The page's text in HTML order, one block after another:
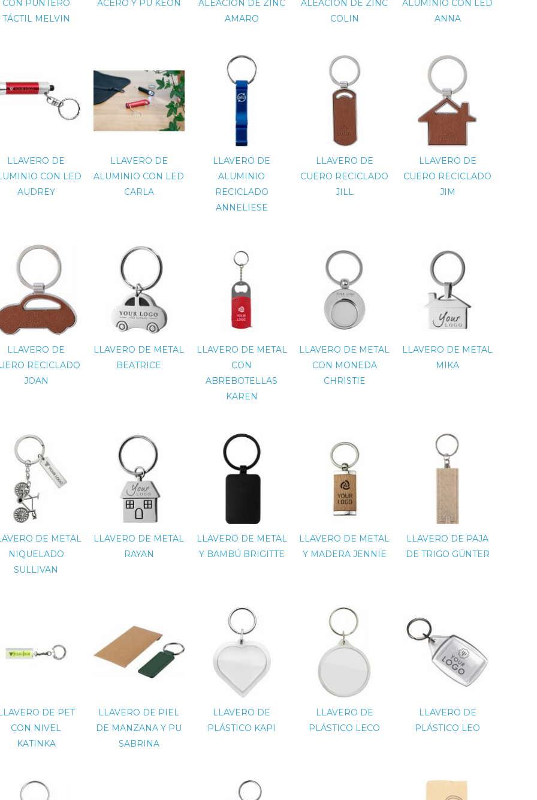
CON PUNTERO
TÁCTIL MELVIN
ACERO Y PU KEON
ALEACIÓN DE ZINC
AMARO
ALEACIÓN DE ZINC
COLIN
ALUMINIO CON LED
ANNA
LLAVERO DE
CON LED
AUDREY
LLAVERO DE
ALUMINIO CON LED
CARLA
LLAVERO DE
ALUMINIO
RECICLADO
ANNELIESE
LLAVERO DE
CUERO RECICLADO
JILL
LLAVERO DE
CUERO RECICLADO
JIM
LLAVERO DE
RECICLADO
JOAN
LLAVERO DE METAL
BEATRICE
LLAVERO DE METAL
CON
ABREBOTELLAS
KAREN
LLAVERO DE METAL
CON MONEDA
CHRISTIE
LLAVERO DE METAL
MIKA
DE METAL
NIQUELADO
SULLIVAN
LLAVERO DE METAL
RAYAN
LLAVERO DE METAL
Y BAMBÚ BRIGITTE
LLAVERO DE METAL
Y MADERA JENNIE
LLAVERO DE PAJA
DE TRIGO GÜNTER
DE PET
CON NIVEL
KATINKA
LLAVERO DE PIEL
DE MANZANA Y PU
SABRINA
LLAVERO DE
PLÁSTICO KAPI
LLAVERO DE
PLÁSTICO LECO
LLAVERO DE
PLÁSTICO LEO